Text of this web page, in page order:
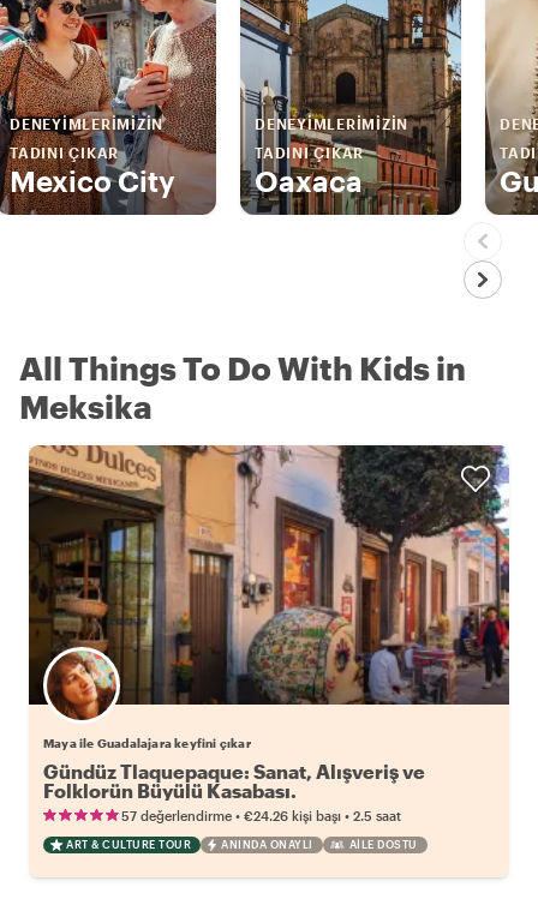
DENEYIMLERIMIZIN
TADINI ÇIKAR
Mexico City
DENEYIMLERIMIZIN
TADINI ÇIKAR
Oaxaca
All Things To Do With Kids in
Meksika
Maya ile Guadalajara keyfini çıkar
Gündüz Tlaquepaque: Sanat, Alışveriş ve
Folklorün Büyülü Kasabası.
57 değerlendirme • €24.26 kişi başı • 2.5 saat
ART & CULTURE TOUR ANINDA ONAYLI AILE DOSTU